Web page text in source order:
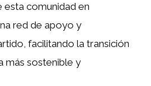
esta comunidad en
red de apoyo y
facilitando la transición
más sostenible y